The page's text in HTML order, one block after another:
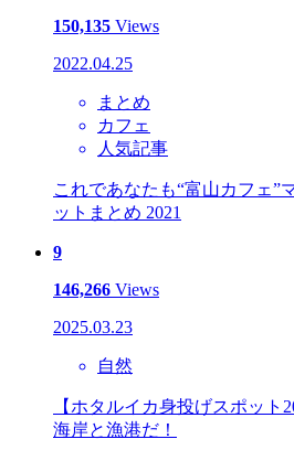
150,135 Views
2022.04.25
まとめ
カフェ
人気記事
これであなたも“富山カフェ”
ットまとめ 2021
9
146,266 Views
2025.03.23
自然
【ホタルイカ身投げスポット
海岸と漁港だ！